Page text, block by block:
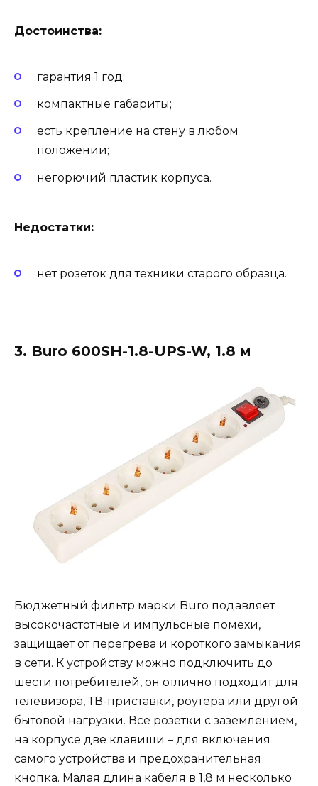
Достоинства:
гарантия 1 год;
компактные габариты;
есть крепление на стену в любом
положении;
негорючий пластик корпуса.
Недостатки:
нет розеток для техники старого образца.
3. Buro 600SH-1.8-UPS-W, 1.8 м
Бюджетный фильтр марки Buro подавляет
высокочастотные и импульсные помехи,
защищает от перегрева и короткого замыкания
в сети. К устройству можно подключить до
шести потребителей, он отлично подходит для
телевизора, ТВ-приставки, роутера или другой
бытовой нагрузки. Все розетки с заземлением,
на корпусе две клавиши – для включения
самого устройства и предохранительная
кнопка. Малая длина кабеля в 1,8 м несколько